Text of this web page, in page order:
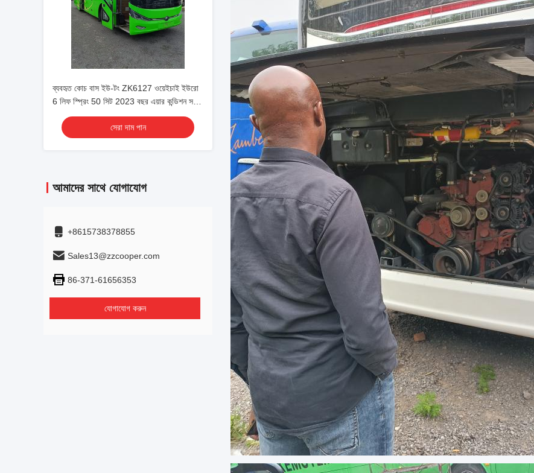
ব্যবহৃত কোচ বাস ইউ-টং ZK6127 ওয়েইচাই ইউরো
6 লিফ স্প্রিং 50 সিট 2023 বছর এয়ার কন্ডিশন সহ
লাক্স ট্রান্সপোর্ট শাটল বা দীর্ঘ দূরত্বের জন্য
সেরা দাম পান
আমাদের সাথে যোগাযোগ
+8615738378855
Sales13@zzcooper.com
86-371-61656353
যোগাযোগ করুন